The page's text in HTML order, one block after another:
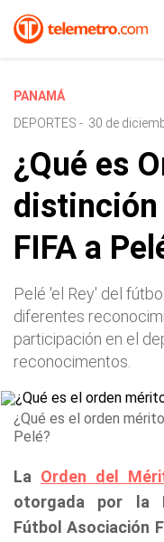
PANAMÁ
DEPORTES - 30 de
¿Qué es
distinción
FIFA a
Pelé 'el Rey' del
diferentes
participación en el
reconocimentos.
¿Qué es el orden
Pelé?
La Orden del
otorgada por la
Fútbol Asociación